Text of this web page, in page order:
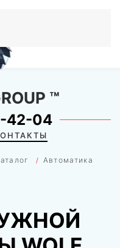
Автоматика
™
42-04